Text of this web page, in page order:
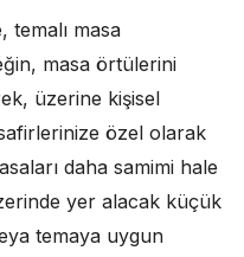
temalı masa
masa örtülerini
üzerine kişisel
özel olarak
daha samimi hale
yer alacak küçük
temaya uygun